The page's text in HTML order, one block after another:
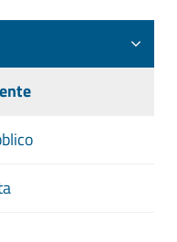
tempi e agli
costi unitari di